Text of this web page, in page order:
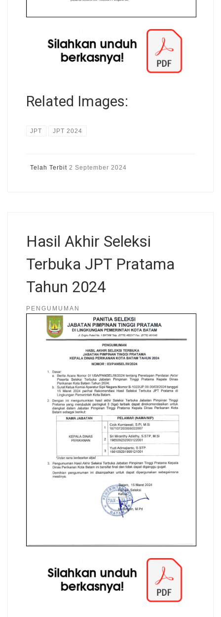
Related Images:
JPT JPT 2024
Telah Terbit 2 September 2024
Hasil Akhir Seleksi
Terbuka JPT Pratama
Tahun 2024
PENGUMUMAN